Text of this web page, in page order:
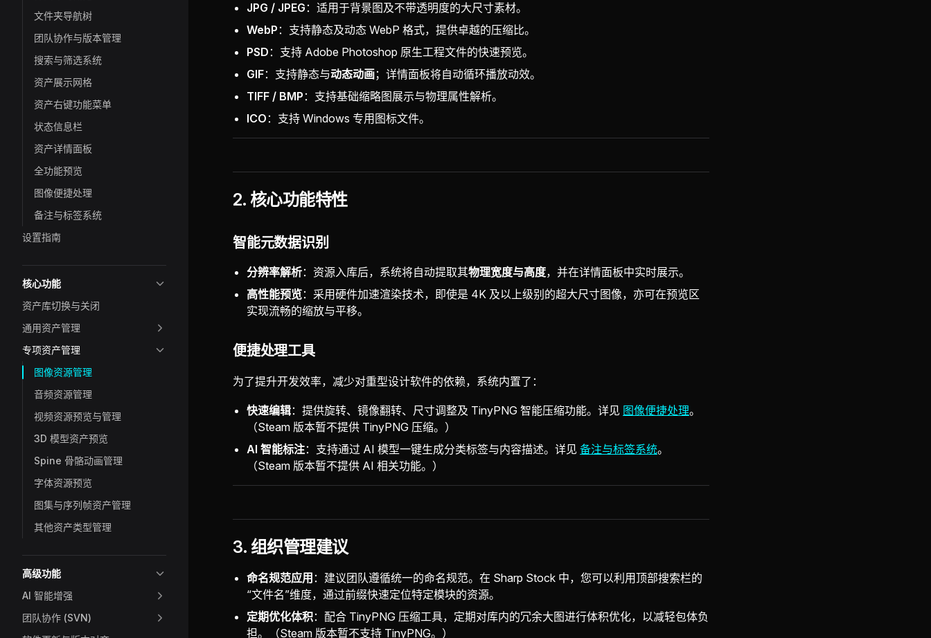
文件夹导航树
团队协作与版本管理
搜索与筛选系统
资产展示网格
资产右键功能菜单
状态信息栏
资产详情面板
全功能预览
图像便捷处理
备注与标签系统
设置指南
核心功能
资产库切换与关闭
通用资产管理
专项资产管理
图像资源管理
音频资源管理
视频资源预览与管理
3D 模型资产预览
Spine 骨骼动画管理
字体资源预览
图集与序列帧资产管理
其他资产类型管理
高级功能
AI 智能增强
团队协作 (SVN)
JPG / JPEG ：适用于背景图及不带透明度的大尺寸素材。
WebP ：支持静态及动态 WebP 格式，提供卓越的压缩比。
PSD ：支持 Adobe Photoshop 原生工程文件的快速预览。
GIF：支持静态与动态动画；详情面板将自动循环播放动效。
TIFF / BMP ：支持基础缩略图展示与物理属性解析。
ICO ：支持 Windows 专用图标文件。
2. 核心功能特性
智能元数据识别
分辨率解析：资源入库后，系统将自动提取其物理宽度与高度，并在详情面板中实时展示。
高性能预览：采用硬件加速渲染技术，即使是 4K 及以上级别的超大尺寸图像，亦可在预览区
实现流畅的缩放与平移。
便捷处理工具
为了提升开发效率，减少对重型设计软件的依赖，系统内置了：
快速编辑：提供旋转、镜像翻转、尺寸调整及 TinyPNG 智能压缩功能。详见 图像便捷处理。
（Steam 版本暂不提供 TinyPNG 压缩。）
AI 智能标注：支持通过 AI 模型一键生成分类标签与内容描述。详见 备注与标签系统。
（Steam 版本暂不提供 AI 相关功能。）
3. 组织管理建议
命名规范应用 ：建议团队遵循统一的命名规范。在 Sharp Stock 中，您可以利用顶部搜索栏的
“文件名”维度，通过前缀快速定位特定模块的资源。
定期优化体积：配合 TinyPNG 压缩工具，定期对库内的冗余大图进行体积优化，以减轻包体负
担。（Steam 版本暂不支持 TinyPNG。）